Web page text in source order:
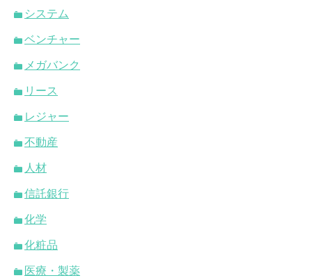
システム
ベンチャー
メガバンク
リース
レジャー
不動産
人材
信託銀行
化学
化粧品
医療・製薬